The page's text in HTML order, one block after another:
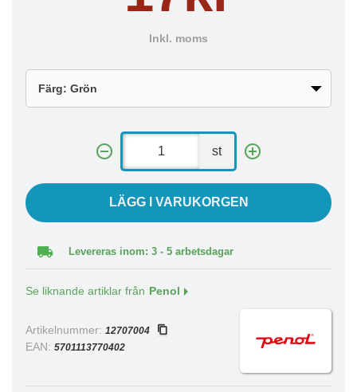
Inkl. moms
st
LÄGG I VARUKORGEN
Levereras inom: 3 - 5 arbetsdagar
Se liknande artiklar från Penol
Artikelnummer: 12707004
EAN: 5701113770402